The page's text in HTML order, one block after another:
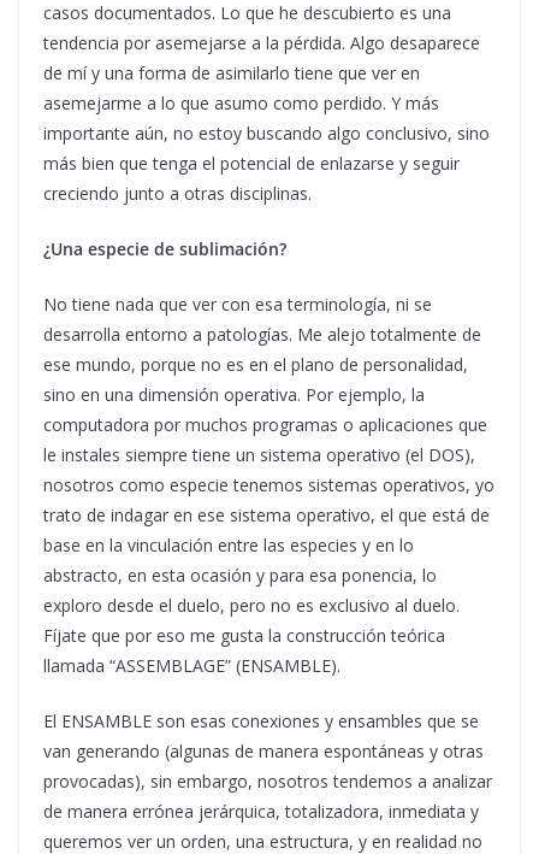
casos documentados. Lo que he descubierto es una
tendencia por asemejarse a la pérdida. Algo desaparece
de mí y una forma de asimilarlo tiene que ver en
asemejarme a lo que asumo como perdido. Y más
importante aún, no estoy buscando algo conclusivo, sino
más bien que tenga el potencial de enlazarse y seguir
creciendo junto a otras disciplinas.
¿Una especie de sublimación?
No tiene nada que ver con esa terminología, ni se
desarrolla entorno a patologías. Me alejo totalmente de
ese mundo, porque no es en el plano de personalidad,
sino en una dimensión operativa. Por ejemplo, la
computadora por muchos programas o aplicaciones que
le instales siempre tiene un sistema operativo (el DOS),
nosotros como especie tenemos sistemas operativos, yo
trato de indagar en ese sistema operativo, el que está de
base en la vinculación entre las especies y en lo
abstracto, en esta ocasión y para esa ponencia, lo
exploro desde el duelo, pero no es exclusivo al duelo.
Fíjate que por eso me gusta la construcción teórica
llamada “ASSEMBLAGE” (ENSAMBLE).
El ENSAMBLE son esas conexiones y ensambles que se
van generando (algunas de manera espontáneas y otras
provocadas), sin embargo, nosotros tendemos a analizar
de manera errónea jerárquica, totalizadora, inmediata y
queremos ver un orden, una estructura, y en realidad no